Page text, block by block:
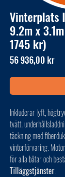
Vinterplats
9.2m x
1745 kr)
56 936,00 krPris
Inkluderar lyft,
tvätt,
täckning med
vinterförvaring.
för alla båtar och
Tilläggstjänster.